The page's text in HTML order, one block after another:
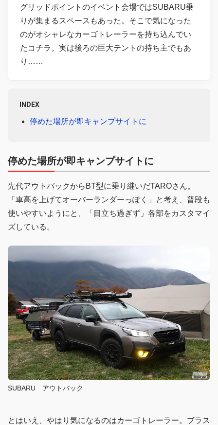
グリッドポイントのイベント会場ではSUBARU乗
りが集まるスペースもあった。そこで気になった
のがオシャレなカーゴトレーラーを持ち込んでい
たコチラ。実は後ろの巨大テントの持ち主でもあ
り……
INDEX
停めた場所が即キャンプサイトに
停めた場所が即キャンプサイトに
先代アウトバックからBT型に乗り継いだTAROさん。
「車高を上げてオーバーランダーっぽく」と考え、普段も
使いやすいようにと、「目立ち過ぎず」各部をカスタマイ
ズしている。
SUBARU アウトバック
とはいえ、やはり気になるのはカーゴトレーラー。ブラス